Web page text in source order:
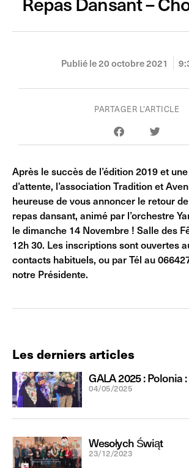
Publié le20 octobre 2021
PARTAGER L'ARTICLE
Après le succès de l’édition 2019 et
d’attente, l’association Tradition et
heureuse de vous annoncer le retour
repas dansant, animé par l’orchestre
le dimanche 14 Novembre ! Salle des
12h 30. Les inscriptions sont ouvertes
contacts habituels, ou par Tél au
notre Présidente.
Les derniers articles
GALA 2025 : Polonia
04/05/2025
Wesołych Świąt
23/12/2023